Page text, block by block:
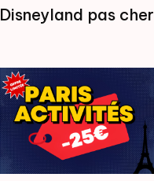
Disneyland pas cher